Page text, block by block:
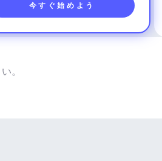
今すぐ始めよう
。